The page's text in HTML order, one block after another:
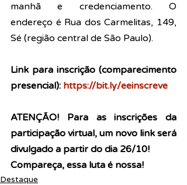
manhã e credenciamento. O
endereço é Rua dos Carmelitas, 149,
Sé (região central de São Paulo).
Link para inscrição (comparecimento
presencial): https://bit.ly/eeinscreve
ATENÇÃO! Para as inscrições da
participação virtual, um novo link será
divulgado a partir do dia 26/10!
Compareça, essa luta é nossa!
Destaque